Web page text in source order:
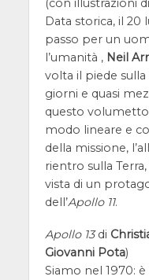
(con illustrazioni di
Data storica, il 20
passo per un
l’umanità , Neil
volta il piede
giorni e quasi
questo
modo lineare e
della missione,
rientro sulla
vista di un
dell’Apollo 11.
Apollo 13di
Giovanni Pota)
Siamo nel 1970: